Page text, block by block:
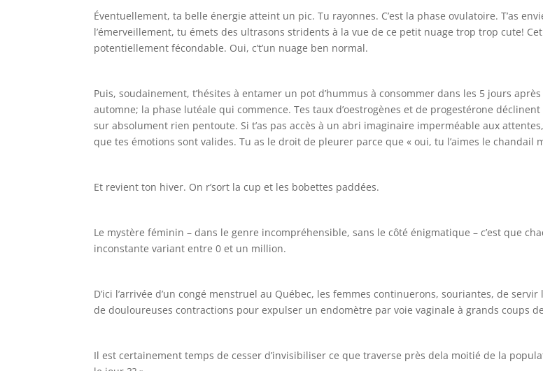
Éventuellement, ta belle énergie atteint un pic. Tu rayonnes. C’est la phase ovulatoire. T’as
l’émerveillement, tu émets des ultrasons stridents à la vue de ce petit nuage trop trop cute!
potentiellement fécondable. Oui, c’t’un nuage ben normal.
Puis, soudainement, t’hésites à entamer un pot d’hummus à consommer dans les 5 jours
automne; la phase lutéale qui commence. Tes taux d’oestrogènes et de progestérone
sur absolument rien pentoute. Si t’as pas accès à un abri imaginaire imperméable aux
que tes émotions sont valides. Tu as le droit de pleurer parce que « oui, tu l’aimes le chandail
Et revient ton hiver. On r’sort la cup et les bobettes paddées.
Le mystère féminin – dans le genre incompréhensible, sans le côté énigmatique – c’est que
inconstante variant entre 0 et un million.
D’ici l’arrivée d’un congé menstruel au Québec, les femmes continuerons, souriantes, de
de douloureuses contractions pour expulser un endomètre par voie vaginale à grands coups
Il est certainement temps de cesser d’invisibiliser ce que traverse près dela moitié de la